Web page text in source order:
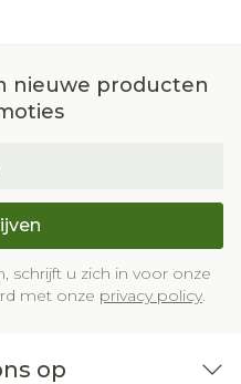
nieuwe producten
schrijft u zich in voor onze
met onze privacy policy.
op